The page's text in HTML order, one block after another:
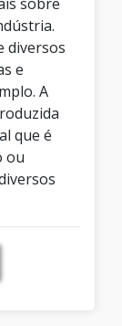
diversos
e
A
que é
ou